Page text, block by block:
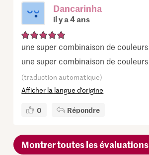
Dancarinha
il y a 4 ans
une super combinaison de
une super combinaison de
(traduction automatique)
Afficher la langue d’origine
0 Répondre
Montrer toutes les